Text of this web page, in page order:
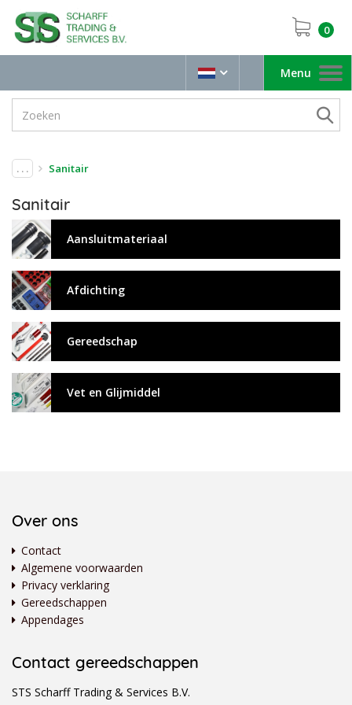
0
Toggle
navigation
Menu
. . . Sanitair
Sanitair
Aansluitmateriaal
Afdichting
Gereedschap
Vet en Glijmiddel
Over ons
Contact
Algemene voorwaarden
Privacy verklaring
Gereedschappen
Appendages
Contact gereedschappen
STS Scharff Trading & Services B.V.